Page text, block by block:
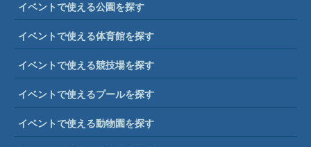
イベントで使える公園を探す
イベントで使える体育館を探す
イベントで使える競技場を探す
イベントで使えるプールを探す
イベントで使える動物園を探す